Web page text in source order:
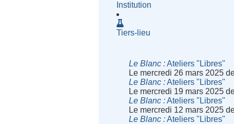
Institution
Tiers-lieu
Le Blanc
Ateliers "Libres"
Le mercredi 26 mars 2025
Le Blanc
Ateliers "Libres"
Le mercredi 19 mars 2025
Le Blanc
Ateliers "Libres"
Le mercredi 12 mars 2025
Le Blanc
Ateliers "Libres"